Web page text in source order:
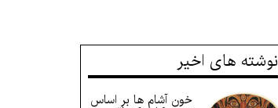
نوشته های اخیر
خون آشام ها بر اساس